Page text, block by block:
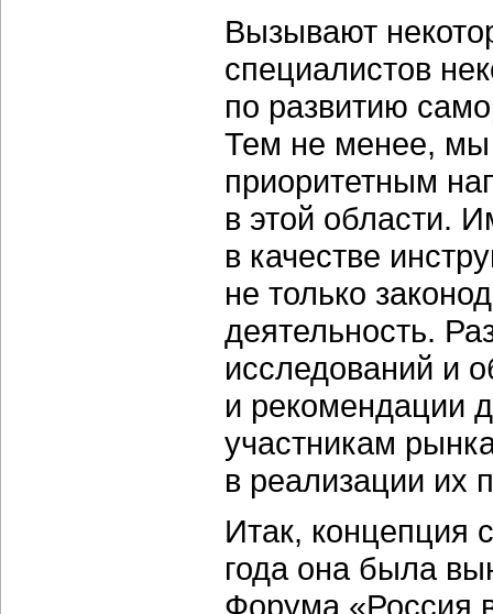
Вызывают
специалистов
по развитию
Тем не менее, мы
приоритетным
в этой области.
в качестве
не только
деятельность.
исследований и
и рекомендации
участникам
в реализации их
Итак, концепция
года она была
Форума «Россия